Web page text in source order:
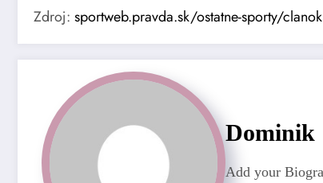
Zdroj: sportweb.pravda.sk/ostatne-sporty/
Dominik
Add your